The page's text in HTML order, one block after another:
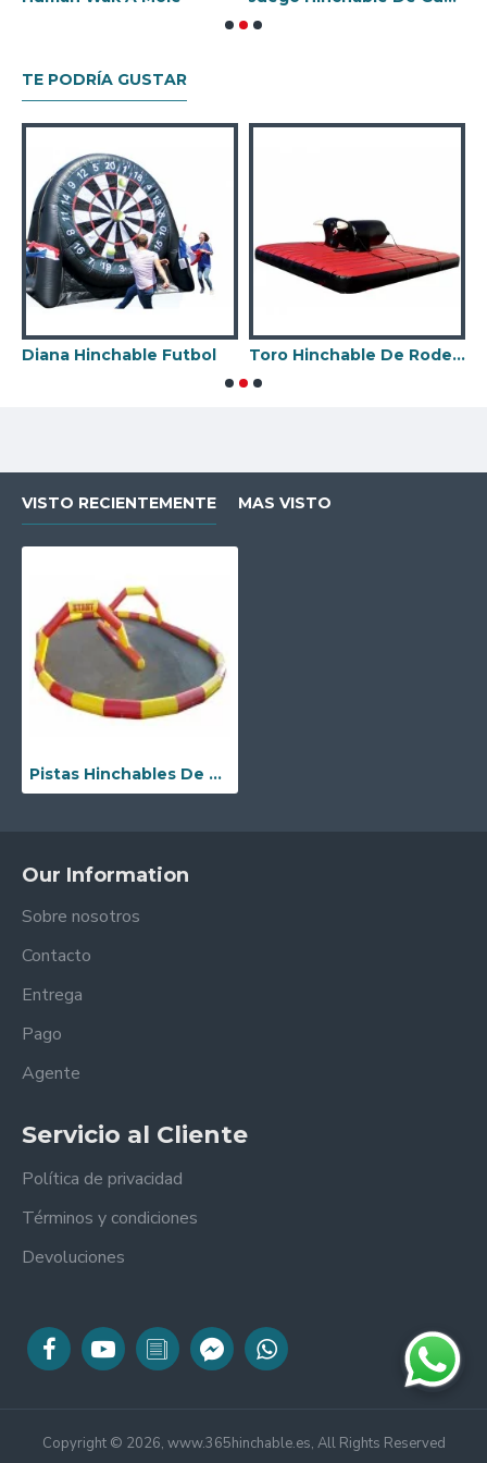
TE PODRÍA GUSTAR
Toro Hinchable De Rodeo Con Correas Hinchables Bungee
VISTO RECIENTEMENTE MAS VISTO
Pistas Hinchables De Kart Y Bicicleta
Our Information
Sobre nosotros
Contacto
Entrega
Pago
Agente
Servicio al Cliente
Política de privacidad
Términos y condiciones
Devoluciones
Copyright © 2026, www.365hinchable.es, All Rights Reserved